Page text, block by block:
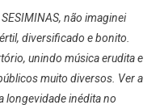
não imaginei
diversificado e bonito.
unindo música erudita e
muito diversos. Ver a
longevidade inédita no